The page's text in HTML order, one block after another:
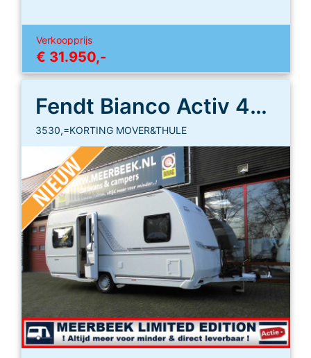
Verkoopprijs
€ 31.950,-
Fendt Bianco Activ 445 SFB
3530,=KORTING MOVER&THULE